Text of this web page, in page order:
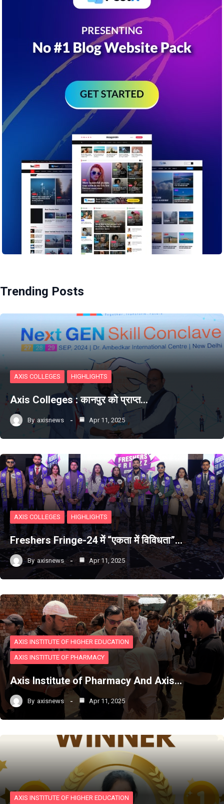
Trending Posts
AXIS COLLEGES HIGHLIGHTS
Axis Colleges : कानपुर को प्राप्‍त…
By axisnews Apr 11, 2025
AXIS COLLEGES HIGHLIGHTS
Freshers Fringe-24 में “एकता में विविधता”…
By axisnews Apr 11, 2025
AXIS INSTITUTE OF HIGHER EDUCATION
AXIS INSTITUTE OF PHARMACY
Axis Institute of Pharmacy And Axis…
By axisnews Apr 11, 2025
AXIS INSTITUTE OF HIGHER EDUCATION